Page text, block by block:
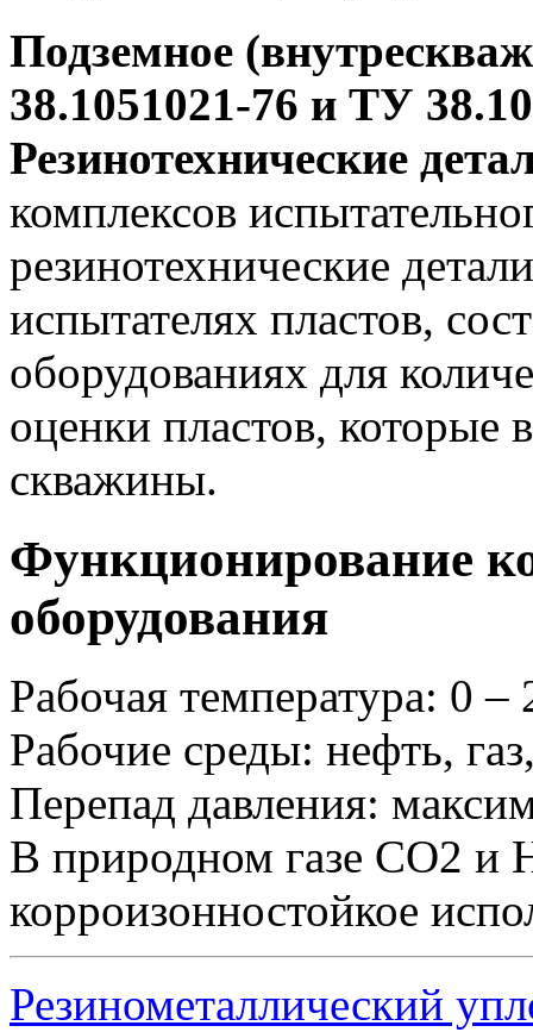
Подземное
38.1051021-76 и ТУ
Резинотехнические
комплексов
резинотехнические
испытателях пластов,
оборудованиях для
оценки пластов, которые
скважины.
Функционирование
оборудования
Рабочая температура: 0 –
Рабочие среды: нефть,
Перепад давления:
В природном газе CO2 и
корроизонностойкое
Резинометаллический